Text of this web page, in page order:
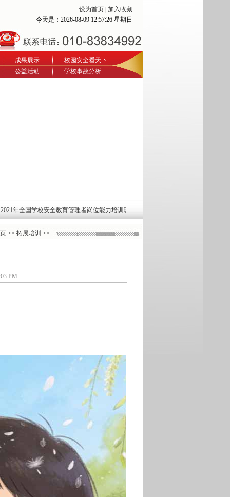
设为首页| 加入收藏
今天是： 2026-08-09 12:57:28 星期日
成果展示
校园安全看天下
公益活动
学校事故分析
学校安全教育管理者岗位能力培训班
>> 拓展培训 >>
PM